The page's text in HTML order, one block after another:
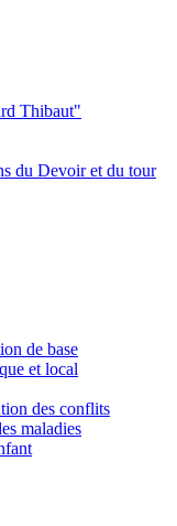
Thibaut"
du Devoir et du tour
de base
et local
des conflits
maladies